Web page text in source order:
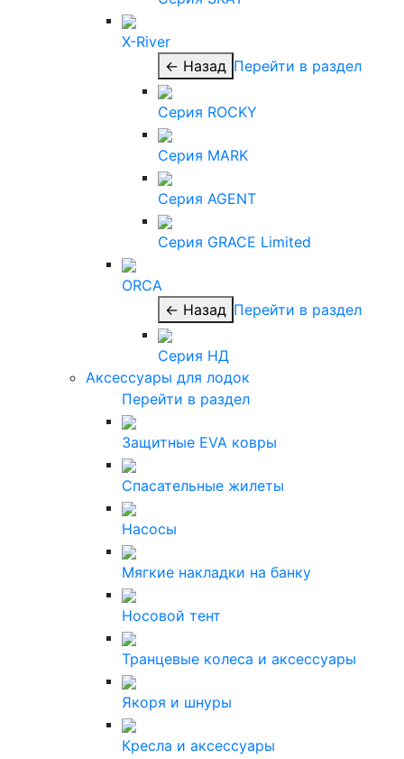
X-River
← Назад Перейти в раздел
Серия ROCKY
Серия MARK
Серия AGENT
Серия GRACE Limited
ORCA
← Назад Перейти в раздел
Серия НД
Аксессуары для лодок
Перейти в раздел
Защитные EVA ковры
Спасательные жилеты
Насосы
Мягкие накладки на банку
Носовой тент
Транцевые колеса и аксессуары
Якоря и шнуры
Кресла и аксессуары